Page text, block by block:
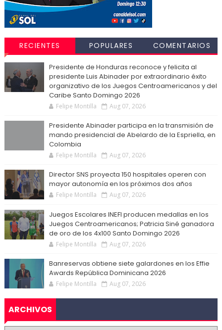
RECIENTES POPULARES COMENTARIOS
Presidente de Honduras reconoce y felicita al
presidente Luis Abinader por extraordinario éxito
organizativo de los Juegos Centroamericanos y del
Caribe Santo Domingo 2026
Felipe Montilla Aug 07, 2026
Presidente Abinader participa en la transmisión de
mando presidencial de Abelardo de la Espriella, en
Colombia
Felipe Montilla Aug 07, 2026
Director SNS proyecta 150 hospitales operen con
mayor autonomía en los próximos dos años
Felipe Montilla Aug 07, 2026
Juegos Escolares INEFI producen medallas en los
Juegos Centroamericanos; Patricia Siné ganadora
de oro de los 4x100 Santo Domingo 2026
Felipe Montilla Aug 07, 2026
Banreservas obtiene siete galardones en los Effie
Awards República Dominicana 2026
Felipe Montilla Aug 07, 2026
ARCHIVOS